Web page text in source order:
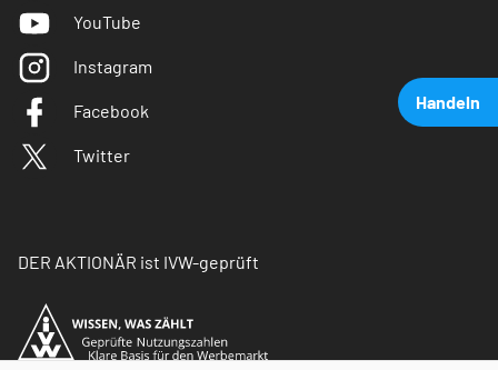
Handeln
YouTube
Instagram
Facebook
Twitter
DER AKTIONÄR ist IVW-geprüft